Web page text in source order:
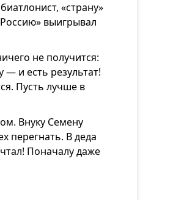
«страну»
выигрывал
не получится:
— и есть результат!
Пусть лучше в
Внуку Семену
перегнать. В деда
Поначалу даже